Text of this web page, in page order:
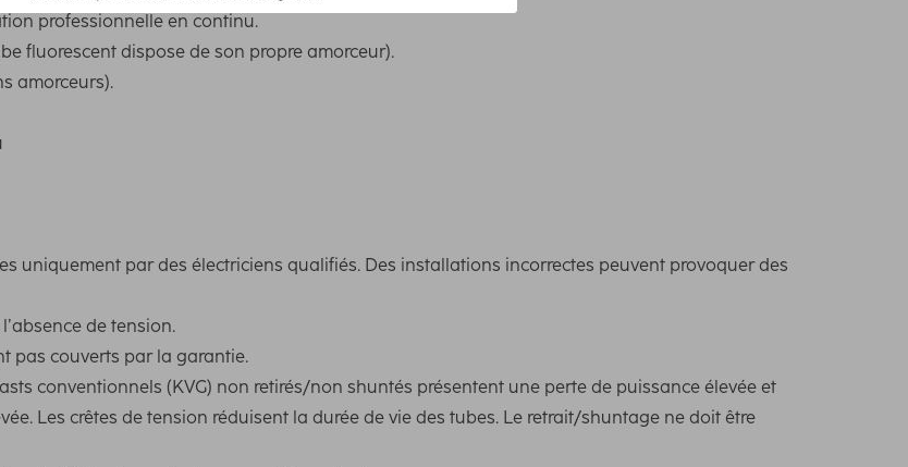
professionnelle en continu.
fluorescent dispose de son propre amorceur).
amorceurs).
uniquement par des électriciens qualifiés. Des installations incorrectes peuvent provoquer des
de tension.
pas couverts par la garantie.
conventionnels (KVG) non retirés/non shuntés présentent une perte de puissance élevée et
Les crêtes de tension réduisent la durée de vie des tubes. Le retrait/shuntage ne doit être